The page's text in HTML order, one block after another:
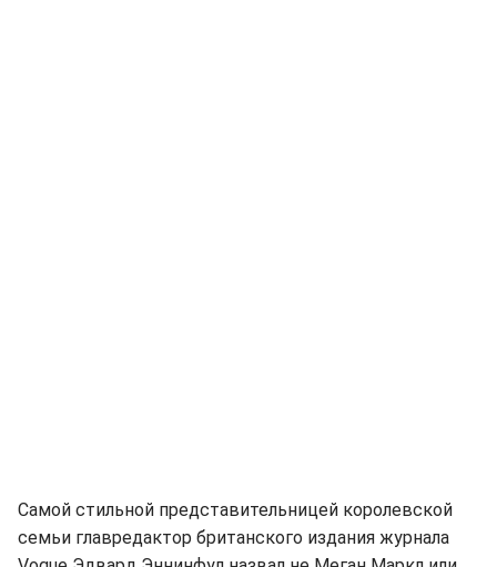
Самой стильной представительницей королевской
семьи главредактор британского издания журнала